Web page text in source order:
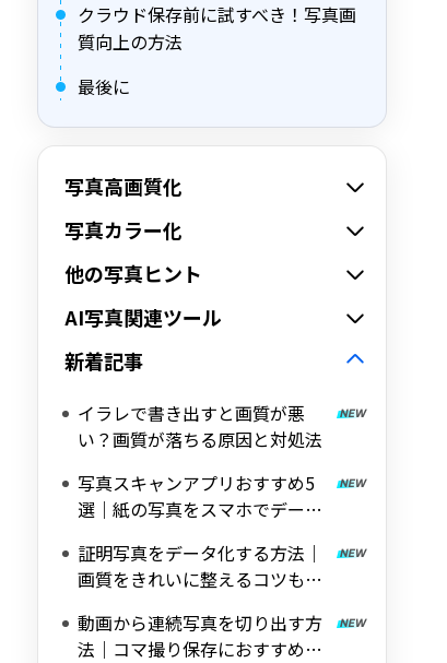
クラウド保存前に試すべき！写真画
質向上の方法
最後に
写真高画質化
写真カラー化
他の写真ヒント
AI写真関連ツール
新着記事
イラレで書き出すと画質が悪
い？画質が落ちる原因と対処法
写真スキャンアプリおすすめ5
選｜紙の写真をスマホでデータ
証明写真をデータ化する方法｜
画質をきれいに整えるコツも解
動画から連続写真を切り出す方
法｜コマ撮り保存におすすめの